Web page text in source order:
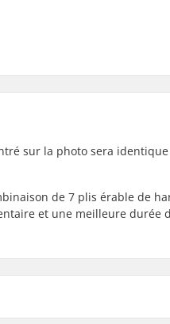
sur la photo sera
de 7 plis érable de
et une meilleure durée